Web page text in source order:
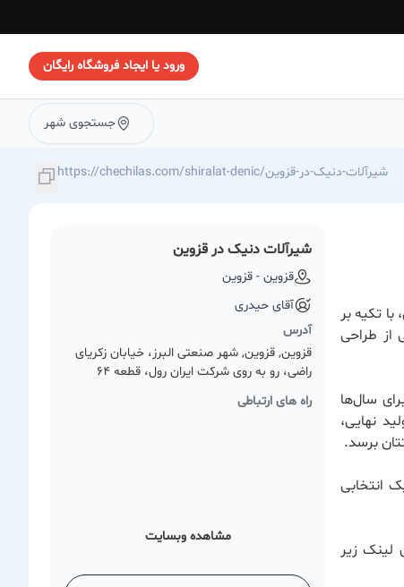
ورود یا ایجاد فروشگاه رایگان
جستجوی شهر
https://chechilas.com/shiralat-denic/شیرآلات-دنیک-در-قزوین
تکیه بر
از طراحی
سال‌ها
نهایی،
برسد.
انتخابی
لینک زیر
شیرآلات دنیک در قزوین
قزوین - قزوین
آقای حیدری
آدرس
قزوین, قزوین, شهر صنعتی البرز، خیابان زکریای
راضی، رو به روی شرکت ایران رول، قطعه 64
راه های ارتباطی
مشاهده وبسایت